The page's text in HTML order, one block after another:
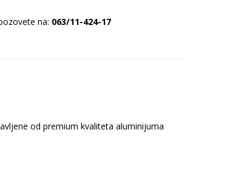
na: 063/11-424-17
od premium kvaliteta aluminijuma